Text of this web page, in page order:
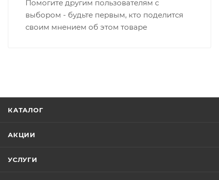
не должна превышать 100 000 р.
Помогите другим пользователям с
выбором - будьте первым, кто поделится
своим мнением об этом товаре
КАТАЛОГ
АКЦИИ
УСЛУГИ